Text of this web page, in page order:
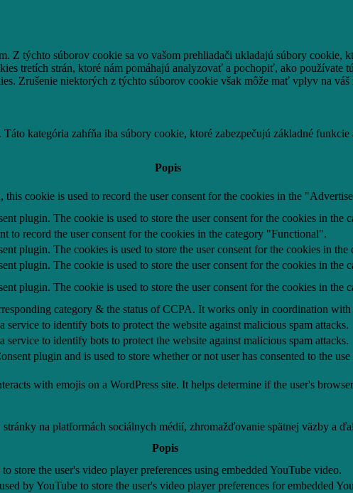
Z týchto súborov cookie sa vo vašom prehliadači ukladajú súbory cookie,
tretích strán, ktoré nám pomáhajú analyzovať a pochopiť, ako používate
Zrušenie niektorých z týchto súborov cookie však môže mať vplyv na váš
kategória zahŕňa iba súbory cookie, ktoré zabezpečujú základné
Popis
cookie is used to record the user consent for the cookies in the
plugin. The cookie is used to store the user consent for the cookies in the
to record the user consent for the cookies in the category "Functional".
plugin. The cookies is used to store the user consent for the cookies in the
plugin. The cookie is used to store the user consent for the cookies in the
plugin. The cookie is used to store the user consent for the cookies in the
category & the status of CCPA. It works only in coordination
service to identify bots to protect the website against malicious spam attacks.
service to identify bots to protect the website against malicious spam attacks.
plugin and is used to store whether or not user has consented to the
with emojis on a WordPress site. It helps determine if the user's
na platformách sociálnych médií, zhromažďovanie spätnej väzby a
Popis
store the user's video player preferences using embedded YouTube video.
by YouTube to store the user's video player preferences for embedded